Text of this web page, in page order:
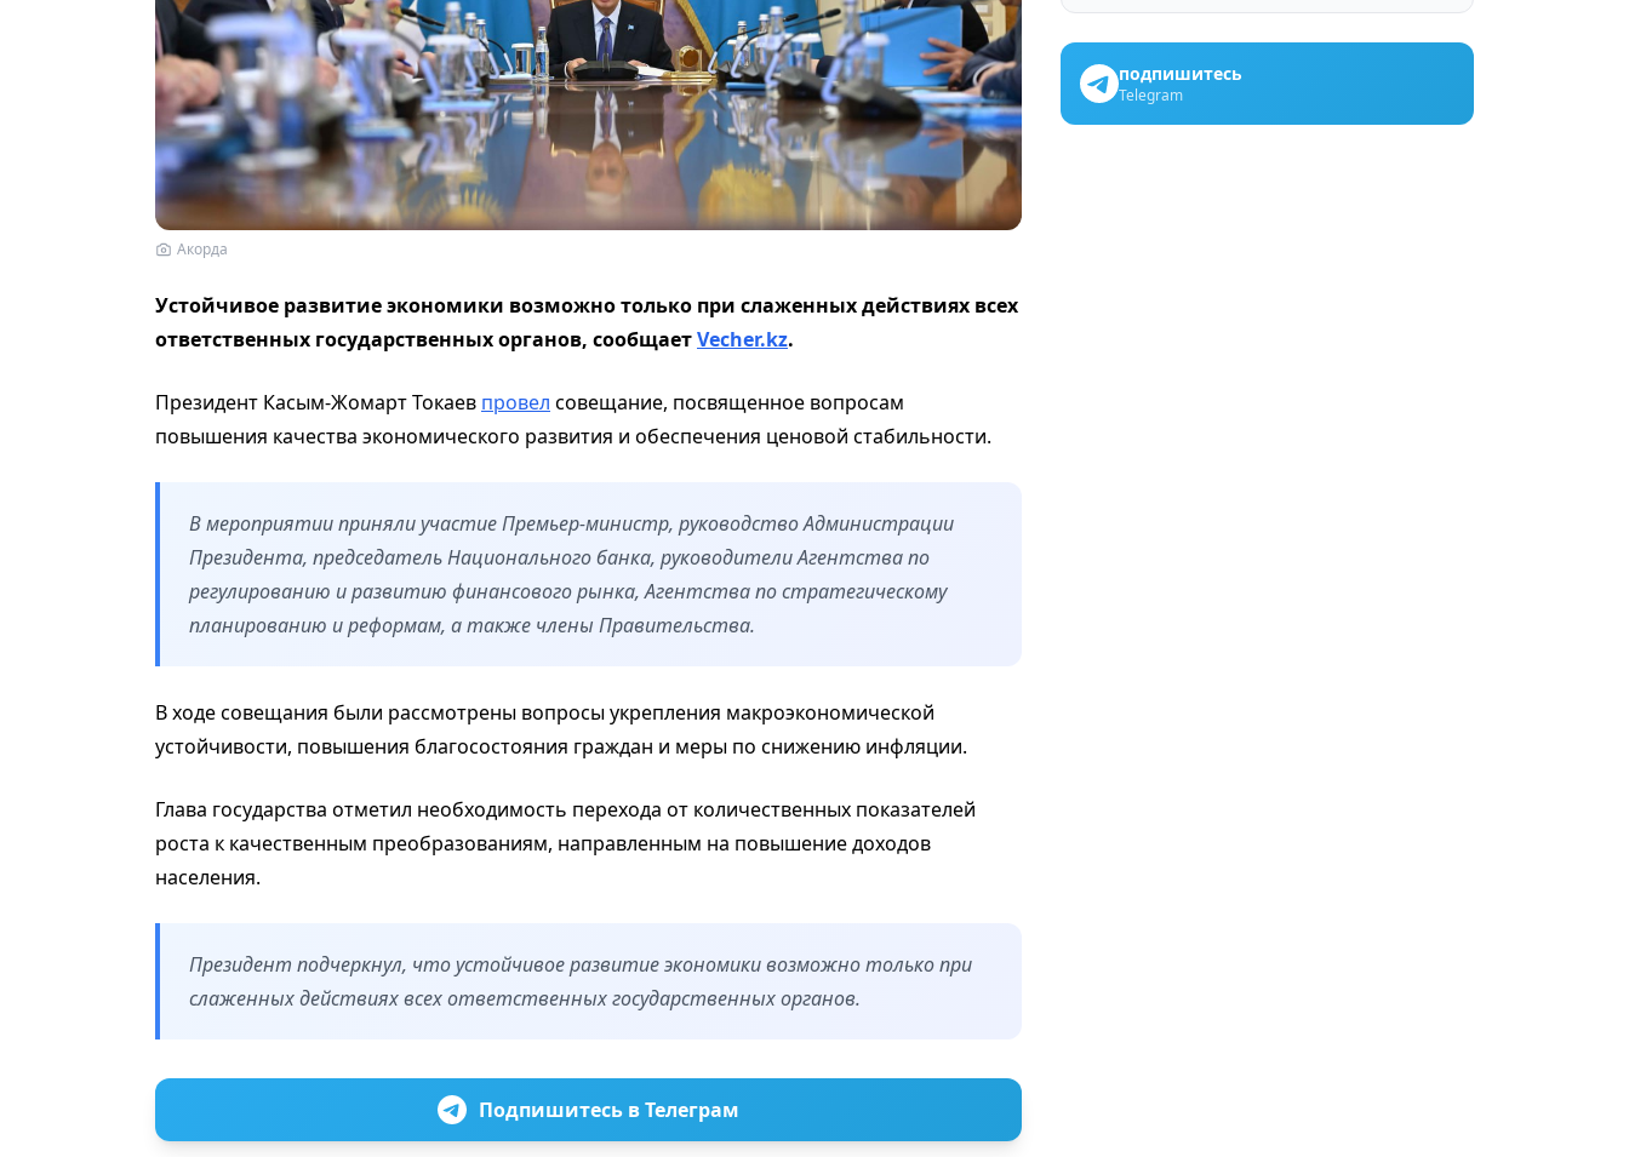
Акорда
Устойчивое развитие экономики возможно только при слаженных действиях всех
ответственных государственных органов, сообщаетVecher.kz.
Президент Касым-Жомарт Токаев провел совещание, посвященное вопросам
повышения качества экономического развития и обеспечения ценовой стабильности.
В мероприятии приняли участие Премьер-министр, руководство Администрации
Президента, председатель Национального банка, руководители Агентства по
регулированию и развитию финансового рынка, Агентства по стратегическому
планированию и реформам, а также члены Правительства.
В ходе совещания были рассмотрены вопросы укрепления макроэкономической
устойчивости, повышения благосостояния граждан и меры по снижению инфляции.
Глава государства отметил необходимость перехода от количественных показателей
роста к качественным преобразованиям, направленным на повышение доходов
населения.
Президент подчеркнул, что устойчивое развитие экономики возможно только при
слаженных действиях всех ответственных государственных органов.
Подпишитесь в Телеграм
подпишитесь
Telegram